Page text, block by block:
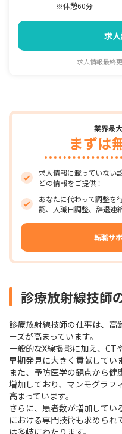
※休憩60分
求
求人情報最終
業界最
まずは
求人情報に載っていない
どの情報をご提供！
あなたに代わって調整を
認、入職日調整、辞退連
転職サ
診療放射線技師
診療放射線技師の仕事は、高
ーズが高まっています。
一般的なX線撮影に加え、CT
早期発見に大きく貢献してい
また、予防医学の観点から健
増加しており、マンモグラフ
高まっています。
さらに、患者数が増加して
における専門技術も求められ